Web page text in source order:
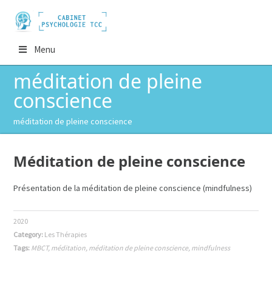
Menu
méditation de pleine
conscience
méditation de pleine conscience
Méditation de pleine conscience
Présentation de la méditation de pleine conscience (mindfulness)
2020
Category: Les Thérapies
Tags: MBCT, méditation, méditation de pleine conscience, mindfulness